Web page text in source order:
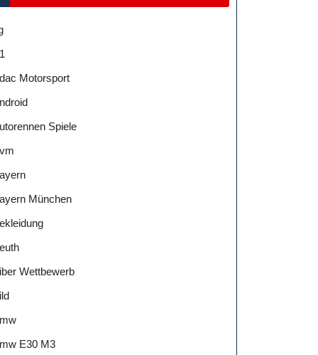
Motorsport
Spiele
München
Wettbewerb
E30 M3